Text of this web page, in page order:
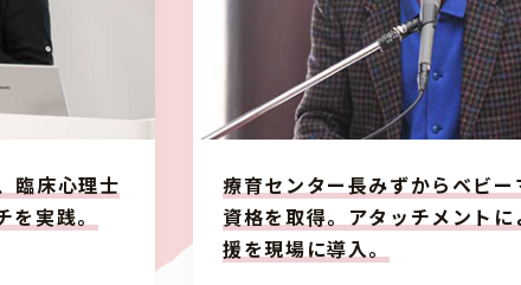
臨床心理士
実践。
療育センター長みずからベビー
資格を取得。アタッチメントに
援を現場に導入。